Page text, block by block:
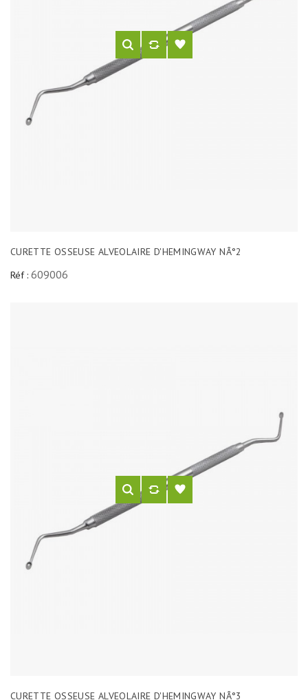
CURETTE OSSEUSE ALVEOLAIRE D'HEMINGWAY NÂ°2
Réf : 609006
CURETTE OSSEUSE ALVEOLAIRE D'HEMINGWAY NÂ°3